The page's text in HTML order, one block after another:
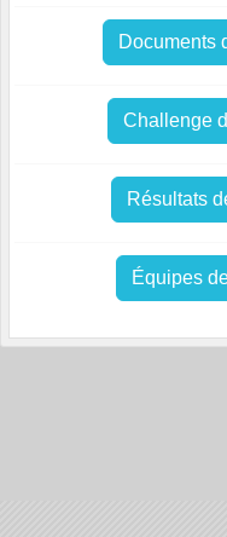
Documents
Challenge
Résultats
Équipes